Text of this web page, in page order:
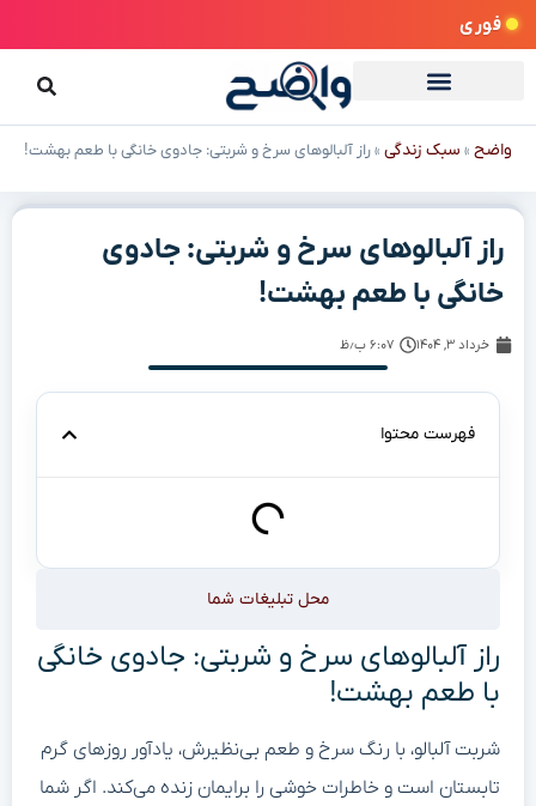
»سبک زندگی »راز آلبالوهای سرخ و شربتی: جادوی خانگی با طعم بهشت!
آلبالوهای سرخ و شربتی: جادوی
با طعم بهشت!
خرداد ۳, ۱۴۰۴ ۶:۰۷ ب٫ظ
فهرست محتوا
محل تبلیغات شما
راز آلبالوهای سرخ و شربتی: جادوی خانگی
با طعم بهشت!
شربت آلبالو، با رنگ سرخ و طعم بی‌نظیرش، یادآور روزهای گرم
تابستان است و خاطرات خوشی را برایمان زنده می‌کند. اگر شما